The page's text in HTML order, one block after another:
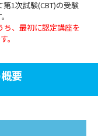
1次試験(CBT)の受験
、最初に認定講座を
。
要